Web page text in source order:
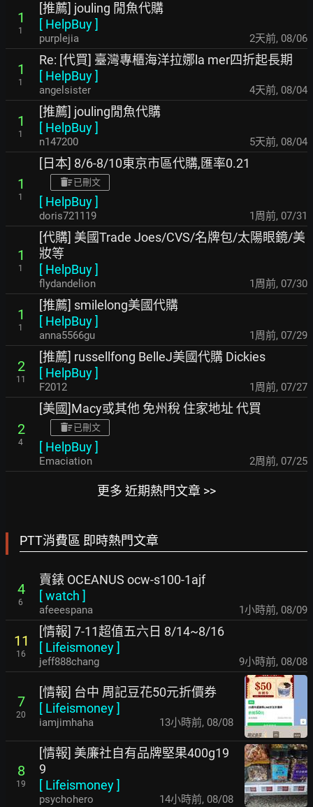
1
1
[推薦] jouling 閒魚代購
[ HelpBuy]
purplejia 2天前, 08/06
1
1
Re: [代買] 臺灣專櫃海洋拉娜la mer四折起長期
[ HelpBuy]
angelsister 4天前, 08/04
1
1
[推薦] jouling閒魚代購
[ HelpBuy]
n147200 5天前, 08/04
1
1
[日本] 8/6-8/10東京市區代購,匯率0.21
已刪文
[ HelpBuy]
doris721119 1周前, 07/31
1
1
[代購] 美國Trade Joes/CVS/名牌包/太陽眼鏡/美
妝等
[ HelpBuy]
flydandelion 1周前, 07/30
1
1
[推薦] smilelong美國代購
[ HelpBuy]
anna5566gu 1周前, 07/29
2
11
[推薦] russellfong BelleJ美國代購 Dickies
[ HelpBuy]
F2012 1周前, 07/27
2
4
[美國]Macy或其他 免州稅 住家地址 代買
已刪文
[ HelpBuy]
Emaciation 2周前, 07/25
更多 近期熱門文章 >>
PTT消費區 即時熱門文章
4
6
賣錶 OCEANUS ocw-s100-1ajf
[watch ]
afeeespana 1小時前, 08/09
11
16
[情報] 7-11超值五六日 8/14~8/16
[ Lifeismoney]
jeff888chang 9小時前, 08/08
7
20
[情報] 台中 周記豆花50元折價券
[ Lifeismoney]
iamjimhaha 13小時前, 08/08
8
19
[情報] 美廉社自有品牌堅果400g19
9
[ Lifeismoney]
psychohero 14小時前, 08/08